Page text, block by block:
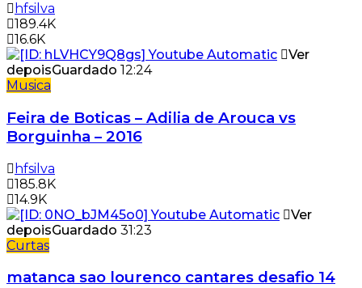
hfsilva
189.4K
16.6K
Ver
depoisGuardado 12:24
Musica
Feira de Boticas – Adilia de Arouca vs
Borguinha – 2016
hfsilva
185.8K
14.9K
Ver
depoisGuardado 31:23
Curtas
matanca sao lourenco cantares desafio 14